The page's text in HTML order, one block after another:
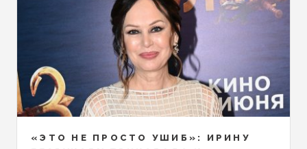
«ЭТО НЕ ПРОСТО УШИБ»: ИРИНУ